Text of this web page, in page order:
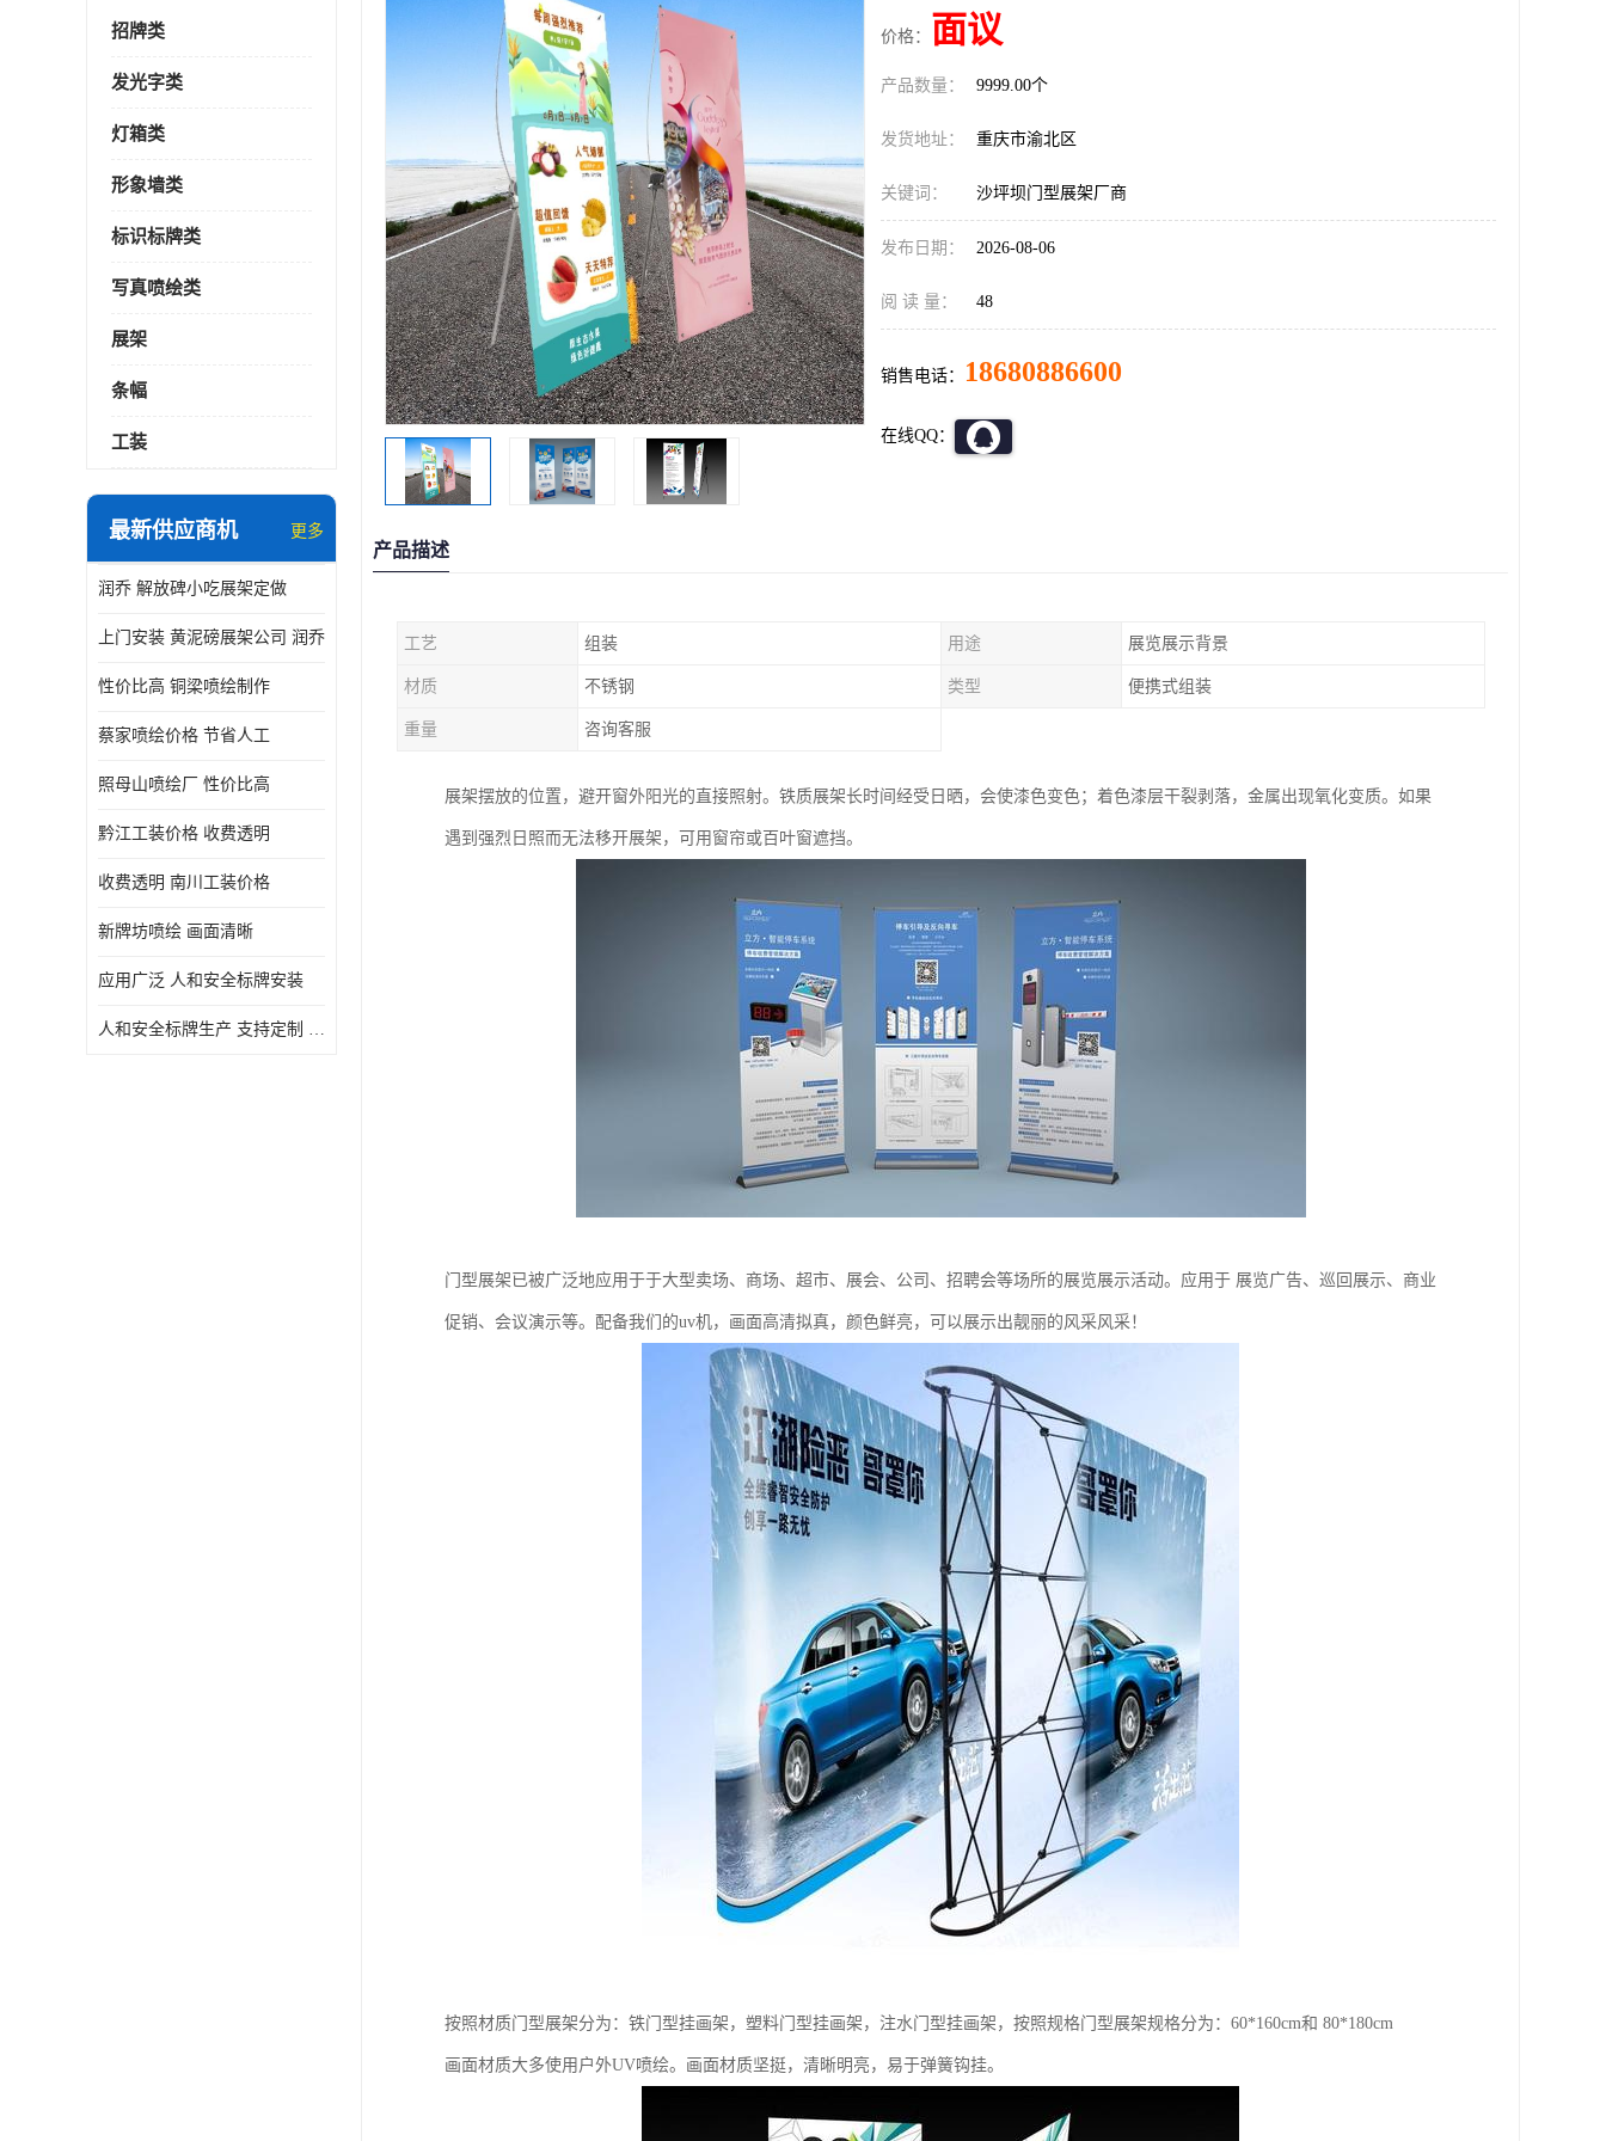
招牌类
发光字类
灯箱类
形象墙类
标识标牌类
写真喷绘类
展架
条幅
工装
最新供应商机 更多
润乔 解放碑小吃展架定做
上门安装 黄泥磅展架公司 润乔
性价比高 铜梁喷绘制作
蔡家喷绘价格 节省人工
照母山喷绘厂 性价比高
黔江工装价格 收费透明
收费透明 南川工装价格
新牌坊喷绘 画面清晰
应用广泛 人和安全标牌安装
人和安全标牌生产 支持定制 润乔
价格： 面议
产品数量： 9999.00个
发货地址： 重庆市渝北区
关键词： 沙坪坝门型展架厂商
发布日期： 2026-08-06
阅 读 量： 48
销售电话： 18680886600
在线QQ：
产品描述
工艺 组装 用途 展览展示背景
材质 不锈钢 类型 便携式组装
重量 咨询客服
展架摆放的位置，避开窗外阳光的直接照射。铁质展架长时间经受日晒，会使漆色变色；着色漆层干裂剥落，金属出现氧化变质。如果
遇到强烈日照而无法移开展架，可用窗帘或百叶窗遮挡。
门型展架已被广泛地应用于于大型卖场、商场、超市、展会、公司、招聘会等场所的展览展示活动。应用于 展览广告、巡回展示、商业
促销、会议演示等。配备我们的uv机，画面高清拟真，颜色鲜亮，可以展示出靓丽的风采风采！
按照材质门型展架分为：铁门型挂画架，塑料门型挂画架，注水门型挂画架，按照规格门型展架规格分为：60*160cm和 80*180cm
画面材质大多使用户外UV喷绘。画面材质坚挺，清晰明亮，易于弹簧钩挂。